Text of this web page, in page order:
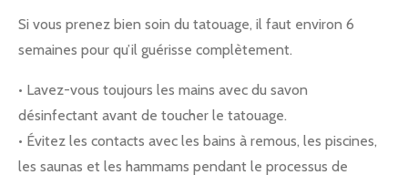
Si vous prenez bien soin du tatouage, il faut environ 6
semaines pour qu’il guérisse complètement.
• Lavez-vous toujours les mains avec du savon
désinfectant avant de toucher le tatouage.
• Évitez les contacts avec les bains à remous, les piscines,
les saunas et les hammams pendant le processus de